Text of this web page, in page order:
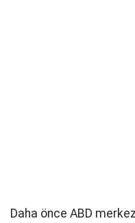
Daha önce ABD